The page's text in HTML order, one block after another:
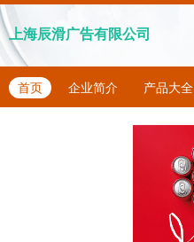
上海辰滑广告有限公司
首页 企业简介 产品大全